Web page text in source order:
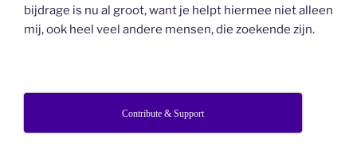
bijdrage is nu al groot, want je helpt hiermee niet alleen
mij, ook heel veel andere mensen, die zoekende zijn.
Contribute & Support